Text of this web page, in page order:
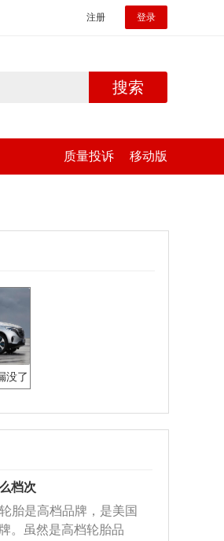
注册 登录
搜索
质量投诉 移动版
没了
档次
胎是高档品牌，是美国
。虽然是高档轮胎品